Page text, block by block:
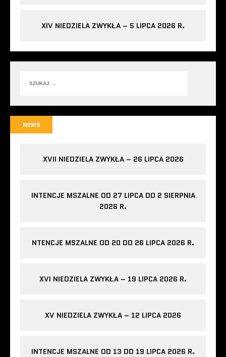
XIV NIEDZIELA ZWYKŁA – 5 LIPCA 2026 R.
NEWS
XVII NIEDZIELA ZWYKŁA – 26 LIPCA 2026
INTENCJE MSZALNE OD 27 LIPCA DO 2 SIERPNIA
2026 R.
NTENCJE MSZALNE OD 20 DO 26 LIPCA 2026 R.
XVI NIEDZIELA ZWYKŁA – 19 LIPCA 2026 R.
XV NIEDZIELA ZWYKŁA – 12 LIPCA 2026
INTENCJE MSZALNE OD 13 DO 19 LIPCA 2026 R.